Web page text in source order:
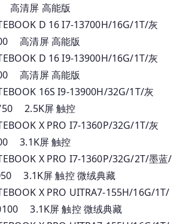
屏 高能版
D 16 I7-13700H/16G/1T/灰
清屏 高能版
D 16 I9-13900H/16G/1T/灰
清屏 高能版
16S I9-13900H/32G/1T/灰
屏 触控
X PRO I7-1360P/32G/1T/灰
屏 触控
X PRO I7-1360P/32G/2T/墨蓝/
3.1K屏 触控 微绒典藏
X PRO UITRA7-155H/16G/1T/
3.1K屏 触控 微绒典藏